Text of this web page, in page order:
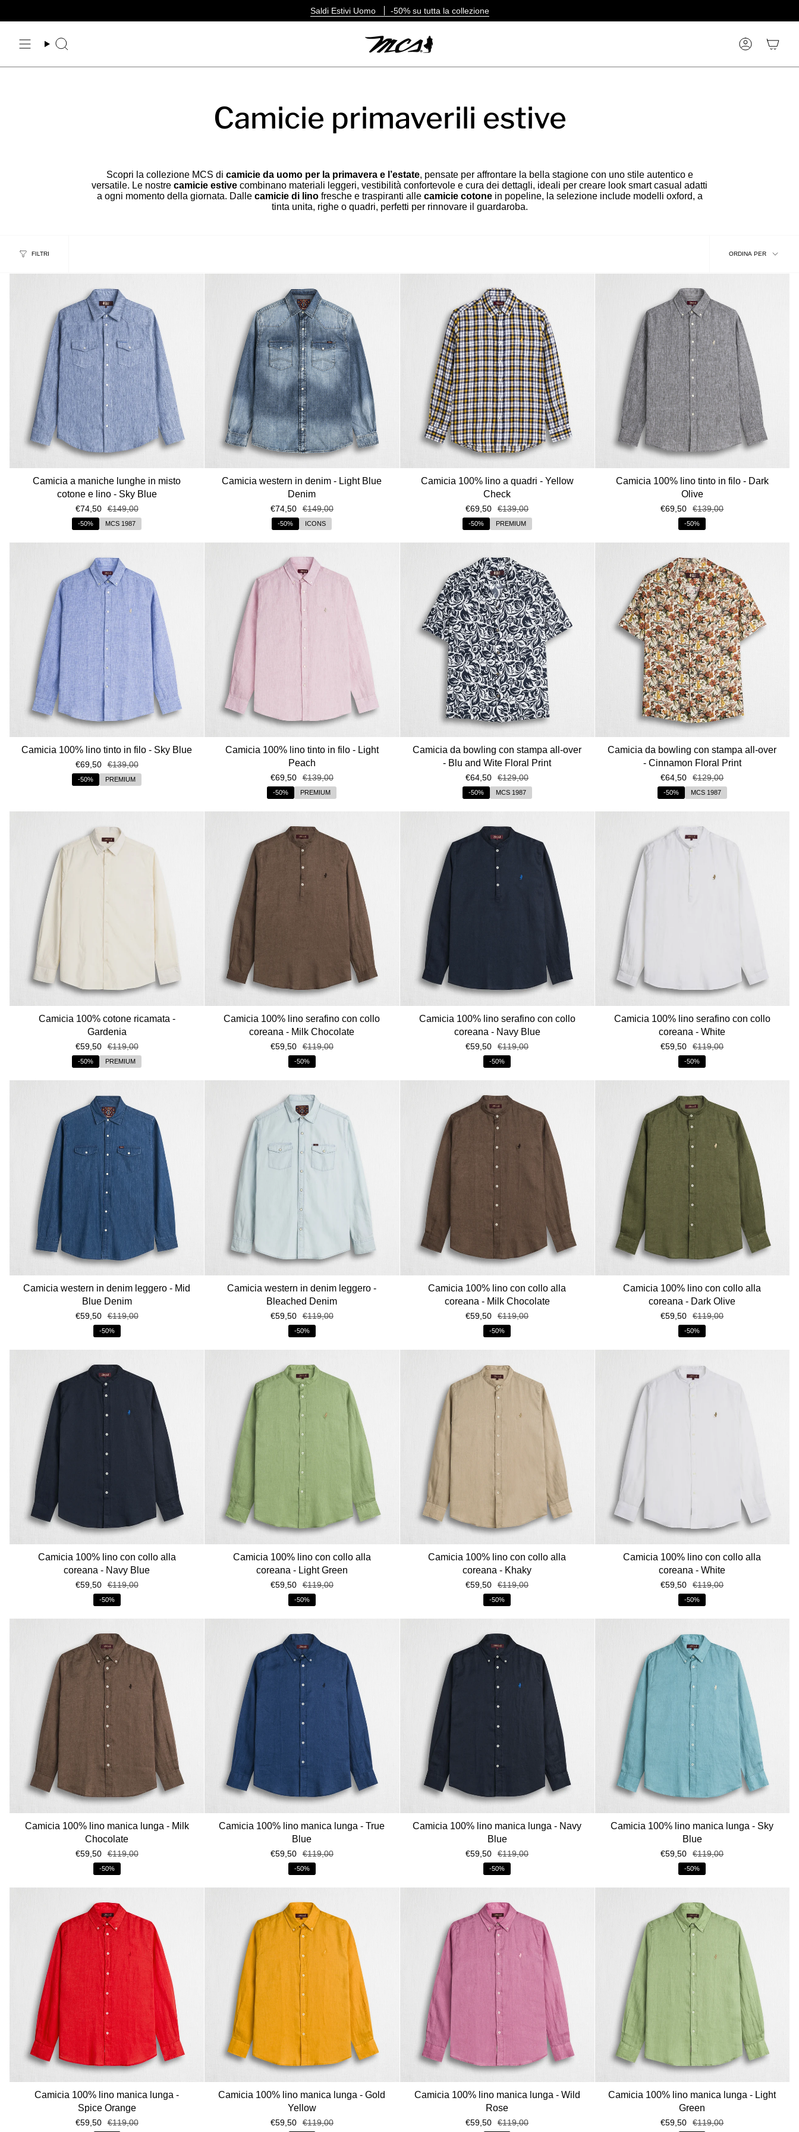
Saldi Estivi Uomo -50% su tutta la collezione
Cerca Account
Camicie primaverili estive
Scopri la collezione MCS di camicie da uomo per la primavera e l’estate, pensate per affrontare la bella stagione con uno stile autentico e
versatile. Le nostre camicie estive combinano materiali leggeri, vestibilità confortevole e cura dei dettagli, ideali per creare look smart casual adatti
a ogni momento della giornata. Dalle camicie di lino fresche e traspiranti alle camicie cotone in popeline, la selezione include modelli oxford, a
tinta unita, righe o quadri, perfetti per rinnovare il guardaroba.
FILTRI
Ordina
per
ORDINA PER
Camicia a maniche lunghe in misto
cotone e lino - Sky Blue
€74,50 €149,00
-50% MCS 1987
Camicia western in denim - Light Blue
Denim
€74,50 €149,00
-50% ICONS
Camicia 100% lino a quadri - Yellow
Check
€69,50 €139,00
-50% PREMIUM
Camicia 100% lino tinto in filo - Dark
Olive
€69,50 €139,00
-50%
Camicia 100% lino tinto in filo - Sky Blue
€69,50 €139,00
-50% PREMIUM
Camicia 100% lino tinto in filo - Light
Peach
€69,50 €139,00
-50% PREMIUM
Camicia da bowling con stampa all-over
- Blu and Wite Floral Print
€64,50 €129,00
-50% MCS 1987
Camicia da bowling con stampa all-over
- Cinnamon Floral Print
€64,50 €129,00
-50% MCS 1987
Camicia 100% cotone ricamata -
Gardenia
€59,50 €119,00
-50% PREMIUM
Camicia 100% lino serafino con collo
coreana - Milk Chocolate
€59,50 €119,00
-50%
Camicia 100% lino serafino con collo
coreana - Navy Blue
€59,50 €119,00
-50%
Camicia 100% lino serafino con collo
coreana - White
€59,50 €119,00
-50%
Camicia western in denim leggero - Mid
Blue Denim
€59,50 €119,00
-50%
Camicia western in denim leggero -
Bleached Denim
€59,50 €119,00
-50%
Camicia 100% lino con collo alla
coreana - Milk Chocolate
€59,50 €119,00
-50%
Camicia 100% lino con collo alla
coreana - Dark Olive
€59,50 €119,00
-50%
Camicia 100% lino con collo alla
coreana - Navy Blue
€59,50 €119,00
-50%
Camicia 100% lino con collo alla
coreana - Light Green
€59,50 €119,00
-50%
Camicia 100% lino con collo alla
coreana - Khaky
€59,50 €119,00
-50%
Camicia 100% lino con collo alla
coreana - White
€59,50 €119,00
-50%
Camicia 100% lino manica lunga - Milk
Chocolate
€59,50 €119,00
-50%
Camicia 100% lino manica lunga - True
Blue
€59,50 €119,00
-50%
Camicia 100% lino manica lunga - Navy
Blue
€59,50 €119,00
-50%
Camicia 100% lino manica lunga - Sky
Blue
€59,50 €119,00
-50%
Camicia 100% lino manica lunga -
Spice Orange
€59,50 €119,00
Camicia 100% lino manica lunga - Gold
Yellow
€59,50 €119,00
Camicia 100% lino manica lunga - Wild
Rose
€59,50 €119,00
Camicia 100% lino manica lunga - Light
Green
€59,50 €119,00